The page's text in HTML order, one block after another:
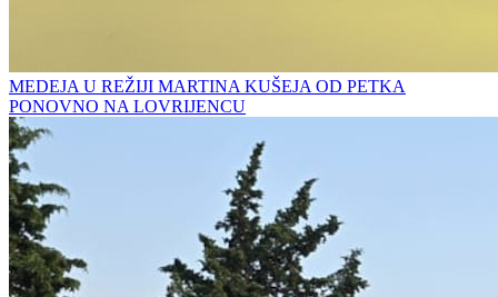
MEDEJA U REŽIJI MARTINA KUŠEJA OD PETKA
PONOVNO NA LOVRIJENCU